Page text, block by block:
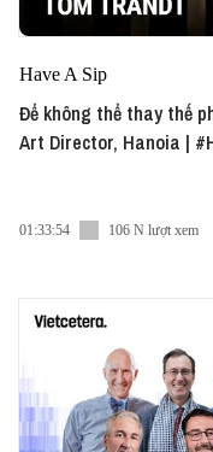
Have A Sip
Để không thể thay thế
Art Director, Hanoia |
01:33:54 106 N lượt xem